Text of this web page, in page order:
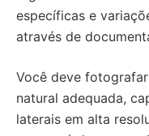
específicas e
através de
Você deve
natural adequada,
laterais em alta